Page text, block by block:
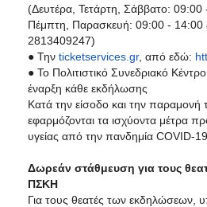
(Δευτέρα, Τετάρτη, Σάββατο: 09:00
Πέμπτη, Παρασκευή: 09:00 - 14:00
2813409247)
● Την ticketservices.gr, από εδώ:
● Το Πολιτιστικό Συνεδριακό
έναρξη κάθε εκδήλωσης
Κατά την είσοδο και την παραμονή
εφαρμόζονται τα ισχύοντα μέτρα
υγείας από την πανδημία COVID-19.
Δωρεάν στάθμευση για τους
ΠΣΚΗ
Για τους θεατές των εκδηλώσεων,